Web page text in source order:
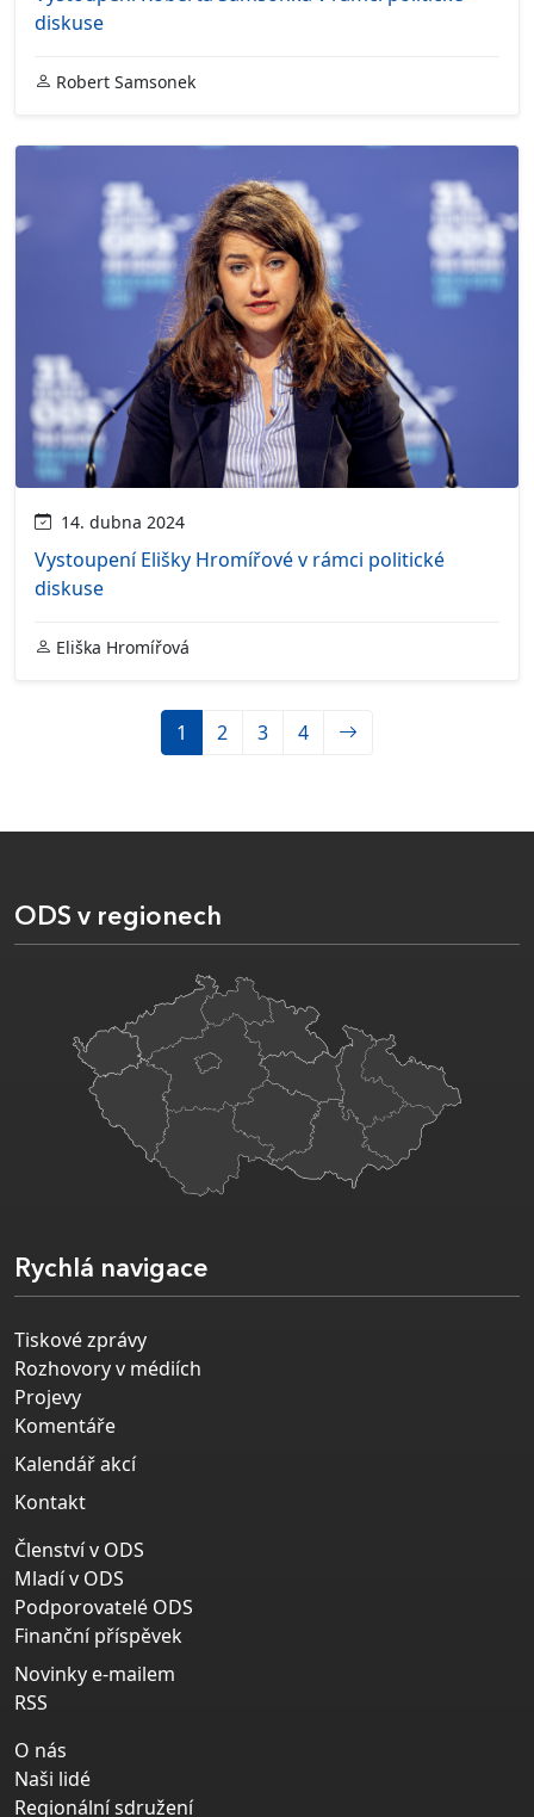
diskuse
Robert Samsonek
14. dubna 2024
Vystoupení Elišky Hromířové v rámci politické
diskuse
Eliška Hromířová
1 2 3 4
ODS v regionech
Rychlá navigace
Tiskové zprávy
Rozhovory v médiích
Projevy
Komentáře
Kalendář akcí
Kontakt
Členství v ODS
Mladí v ODS
Podporovatelé ODS
Finanční příspěvek
Novinky e-mailem
RSS
O nás
Naši lidé
Regionální sdružení